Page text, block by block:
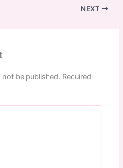
NEXT
not be published. Required